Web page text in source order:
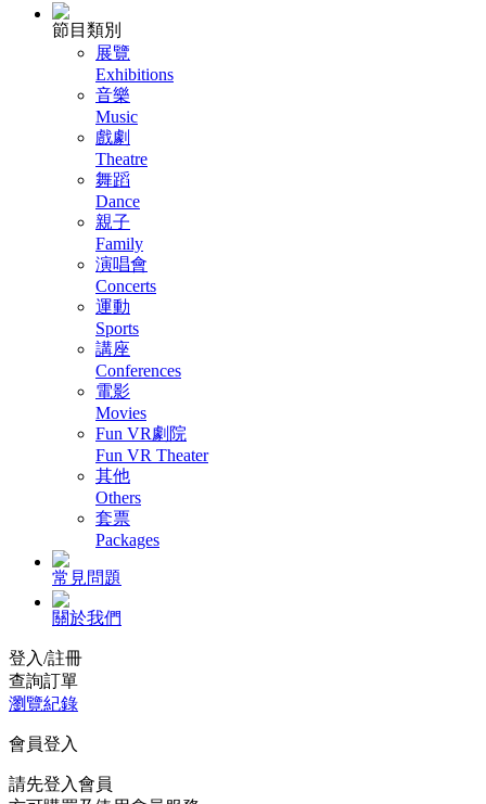
節目類別
展覽
Exhibitions
音樂
Music
戲劇
Theatre
舞蹈
Dance
親子
Family
演唱會
Concerts
運動
Sports
講座
Conferences
電影
Movies
Fun VR劇院
Fun VR Theater
其他
Others
套票
Packages
常見問題
關於我們
登入/註冊
查詢訂單
瀏覽紀錄
會員登入
請先登入會員